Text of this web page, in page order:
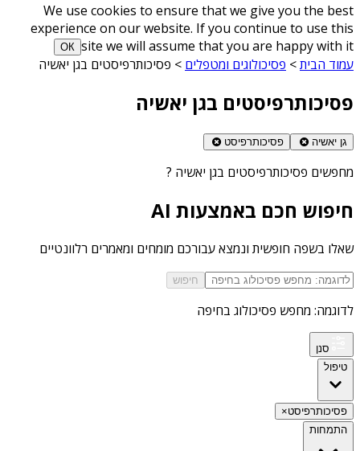
We use cookies to ensure that we give you the best
experience on our website. If you continue to use this
site we will assume that you are happy with it
ОК
עמוד הבית> פסיכולוגים ומטפלים > פסיכותרפיסטים בגן יאשיה
פסיכותרפיסטים בגן יאשיה
גן יאשיה פסיכותרפיסט
מחפשים פסיכותרפיסטים בגן יאשיה ?
חיפוש חכם באמצעות AI
שאלו בשפה חופשית ונמצא עבורכם מומחים ומאמרים רלוונטיים
חיפוש
לדוגמה: מחפש פסיכולוג בחיפה
סנן
טיפול
פסיכותרפיסט×
התמחות